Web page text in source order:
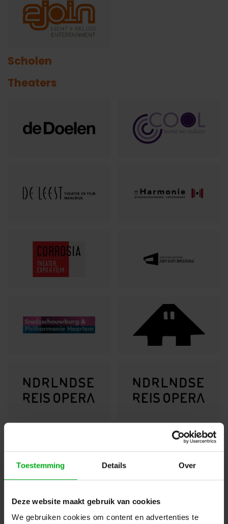
Toestemming Details Over
Deze website maakt gebruik van cookies
We gebruiken cookies om content en advertenties te
Scholen
Theaters